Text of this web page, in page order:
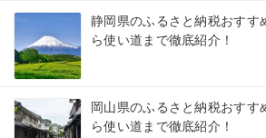
静岡県のふるさと納税おすす
ら使い道まで徹底紹介！
岡山県のふるさと納税おすす
ら使い道まで徹底紹介！